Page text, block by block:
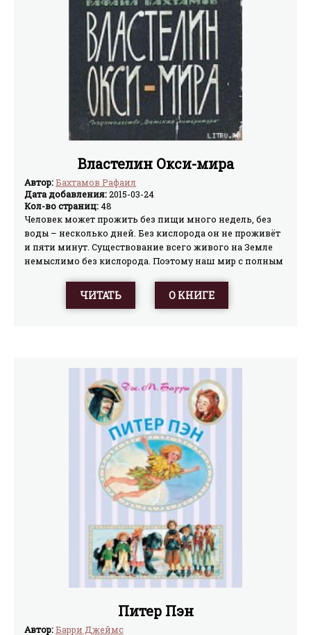
Властелин Окси-мира
Автор:Бахтамов Рафаил
Дата добавления:2015-03-24
Кол-во страниц:48
Человек может прожить без пищи много недель, без
воды – несколько дней. Без кислорода он не проживёт
и пяти минут. Существование всего живого на Земле
немыслимо без кислорода. Поэтому наш мир с полным
«Окси-миром».О великой и трудной борьбе за
покорение Окси-мира, за расширение его границ живо
увлечёт романтикой научного поиска.Написанная от
первого лица и во многом автобиографическая, она
раскрывает труд учёного и изобретателя «изнутри»,
показывая ход научных исследований, столкновения
характеров, неудачи и успехи на этом трудном и
ЧИТАТЬ О КНИГЕ
Питер Пэн
Автор:Барри Джеймс